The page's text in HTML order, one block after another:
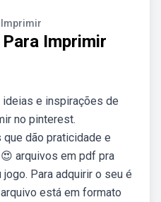
Imprimir
Imprimir
e inspirações de
no pinterest.
dão praticidade e
arquivos em pdf pra
Para adquirir o seu é
está em formato